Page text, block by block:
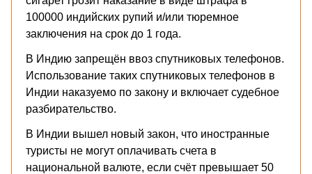
100000 индийских рупий и/или тюремное
заключения на срок до 1 года.
В Индию запрещён ввоз спутниковых телефонов.
Использование таких спутниковых телефонов в
Индии наказуемо по закону и включает судебное
разбирательство.
В Индии вышел новый закон, что иностранные
туристы не могут оплачивать счета в
национальной валюте, если счёт превышает 50